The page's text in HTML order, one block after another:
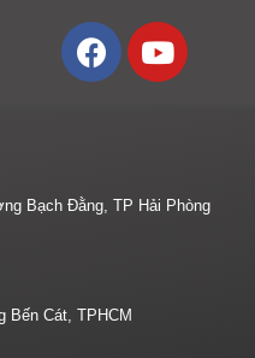
Bạch Đằng, TP Hải Phòng
Cát, TPHCM